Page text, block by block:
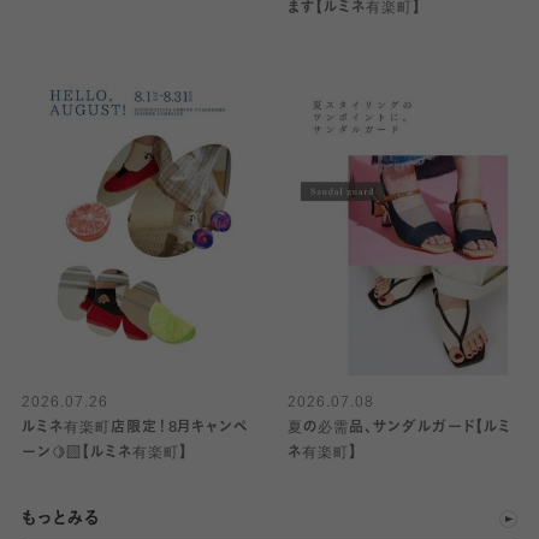
ます【ルミネ有楽町】
2026.07.26
ルミネ有楽町店限定！8月キャンペ
ーン🍋‍🟩【ルミネ有楽町】
2026.07.08
夏の必需品、サンダルガード【ルミ
ネ有楽町】
もっとみる